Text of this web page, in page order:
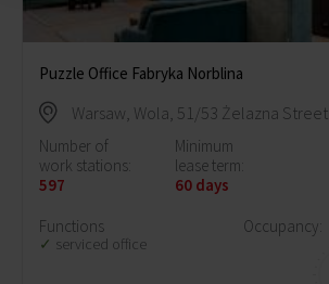
Puzzle Office Fabryka Norblina
Warsaw, Wola, 51/53 Żelazna Street
Number of
work stations:
597
Minimum
lease term:
60 days
Functions
serviced office
Occupancy: